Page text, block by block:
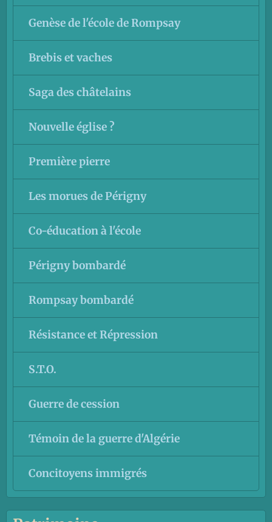
Genèse de l'école de Rompsay
Brebis et vaches
Saga des châtelains
Nouvelle église ?
Première pierre
Les morues de Périgny
Co-éducation à l'école
Périgny bombardé
Rompsay bombardé
Résistance et Répression
S.T.O.
Guerre de cession
Témoin de la guerre d'Algérie
Concitoyens immigrés